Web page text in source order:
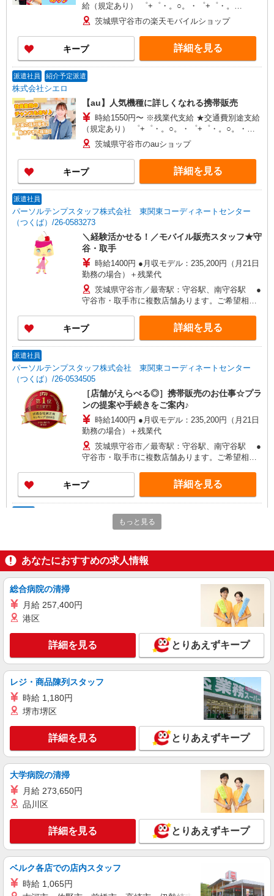
給（規定あり） ゜+゜・。○。・゜+゜・。
○。・゜+゜ 入社祝い金10万円支給(規定有) お友達
を紹介頂くと, インセンティブ支給(規定有) ゜・。
○。・゜+゜・。○。・゜+゜
茨城県守谷市の楽天モバイルショップ
キープ 詳細を見る
派遣社員 紹介予定派遣
株式会社シエロ
【au】人気機種に詳しくなれる携帯販売
時給1550円〜 ※残業代支給 ★交通費別途支給
（規定あり） ゜+゜・。○。・゜+゜・。○。・゜
+゜ 入社祝い金10万円支給(規定有) お友達を紹介
頂くと, インセンティブ支給(規定有) ★月2回払
い・週払い可能（規程有）★ ゜・。○。・゜
+゜・。○。・゜+゜
茨城県守谷市のauショップ
キープ 詳細を見る
派遣社員
パーソルテンプスタッフ株式会社 東関東コーディネートセンター
（つくば）/26-0583273
＼経験活かせる！／モバイル販売スタッフ★守
谷・取手
時給1400円 ●月収モデル：235,200円（月21日
勤務の場合）＋残業代
茨城県守谷市／最寄駅：守谷駅、南守谷駅 ●
守谷市・取手市に複数店舗あります。ご希望相談
無料駐車場あります♪
キープ 詳細を見る
派遣社員
パーソルテンプスタッフ株式会社 東関東コーディネートセンター
（つくば）/26-0534505
［店舗がえらべる◎］携帯販売のお仕事☆プラ
ンの提案や手続きをご案内♪
時給1400円 ●月収モデル：235,200円（月21日
勤務の場合）＋残業代
茨城県守谷市／最寄駅：守谷駅、南守谷駅 ●
守谷市・取手市に複数店舗あります。ご希望相談
無料駐車場あります♪
キープ 詳細を見る
月給 185,000円 〜 300,000円 試用期間あり 6
ヶ月 ※経験・能力による 【試用期間】月給
185000 円 〜 240000 円
■ソフトバンク守谷店 茨城県 守谷市 松ケ丘1
詳細を見る
ソフトバンク販売契約社員【守谷市エリア】
家電量販店内の携帯販売スタッフ
月給 247,340円 〜 247,340円 試用期間なし ※
経験・能力による 【試用期間】時給 0 円 〜 0 円
■ソフトバンク販売契約社員【守谷市エリア】
茨城県守谷市
キープ 詳細を見る
正社員
ソフトバンク守谷店
【店長職】ソフトバンクショップの携帯販売ス
タッフ
月給 210,000円 〜 300,000円 試用期間あり 6
ヶ月 ※経験・能力による 【試用期間】月給
210000 円 〜 300000 円
■ソフトバンク守谷店 茨城県 守谷市 松ケ丘1
丁目 4‐2 松ヶ丘ビル1F
もっと見る
あなたにおすすめの求人情報
総合病院の清掃
月給 257,400円
港区
詳細を見る とりあえずキープ
レジ・商品陳列スタッフ
時給 1,180円
堺市堺区
詳細を見る とりあえずキープ
大学病院の清掃
月給 273,650円
品川区
詳細を見る とりあえずキープ
ベルク各店での店内スタッフ
時給 1,065円